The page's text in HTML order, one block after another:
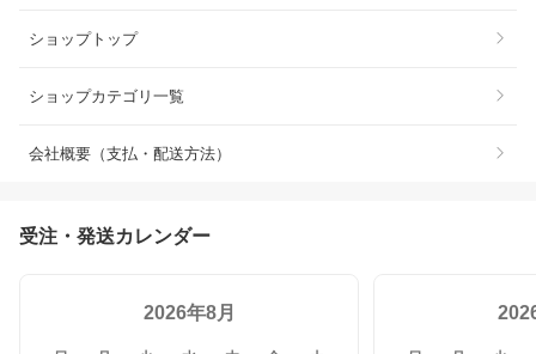
ショップトップ
ショップカテゴリ一覧
会社概要（支払・配送方法）
受注・発送カレンダー
2026年8月